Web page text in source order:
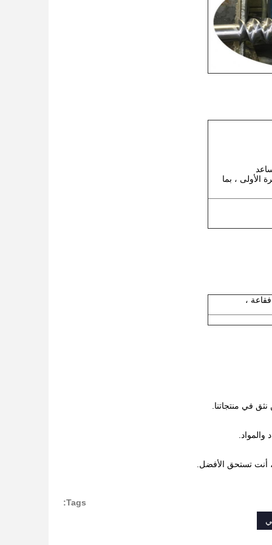
الأولى ، بما
في منتجاتنا.
أنت تستحق الأفضل.
Tags: